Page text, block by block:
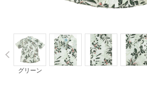
グリーン
Prev